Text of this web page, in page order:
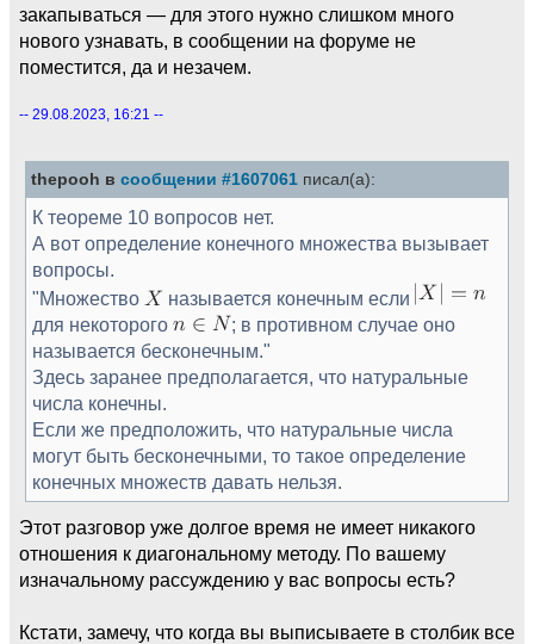
закапываться — для этого нужно слишком много
нового узнавать, в сообщении на форуме не
поместится, да и незачем.
-- 29.08.2023, 16:21 --
thepooh в сообщении #1607061 писал(а):
К теореме 10 вопросов нет.
А вот определение конечного множества вызывает
вопросы.
"Множество
называется конечным если
для некоторого
; в противном случае оно
называется бесконечным."
Здесь заранее предполагается, что натуральные
числа конечны.
Если же предположить, что натуральные числа
могут быть бесконечными, то такое определение
конечных множеств давать нельзя.
Этот разговор уже долгое время не имеет никакого
отношения к диагональному методу. По вашему
изначальному рассуждению у вас вопросы есть?
Кстати, замечу, что когда вы выписываете в столбик все